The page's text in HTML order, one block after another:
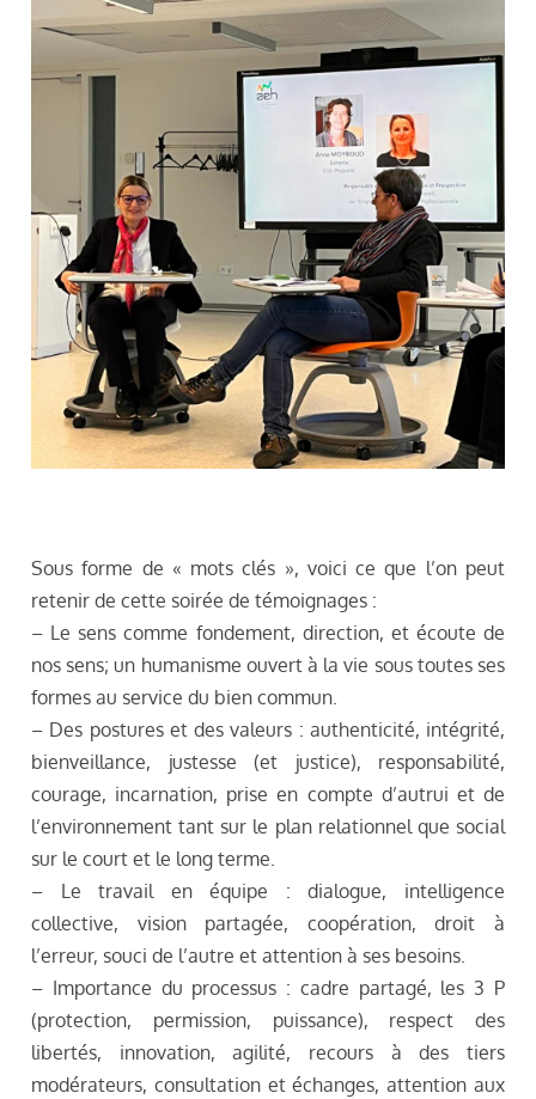
Sous forme de « mots clés », voici ce que l’on peut
retenir de cette soirée de témoignages :
– Le sens comme fondement, direction, et écoute de
nos sens; un humanisme ouvert à la vie sous toutes ses
formes au service du bien commun.
– Des postures et des valeurs : authenticité, intégrité,
bienveillance, justesse (et justice), responsabilité,
courage, incarnation, prise en compte d’autrui et de
l’environnement tant sur le plan relationnel que social
sur le court et le long terme.
– Le travail en équipe : dialogue, intelligence
collective, vision partagée, coopération, droit à
l’erreur, souci de l’autre et attention à ses besoins.
– Importance du processus : cadre partagé, les 3 P
(protection, permission, puissance), respect des
libertés, innovation, agilité, recours à des tiers
modérateurs, consultation et échanges, attention aux